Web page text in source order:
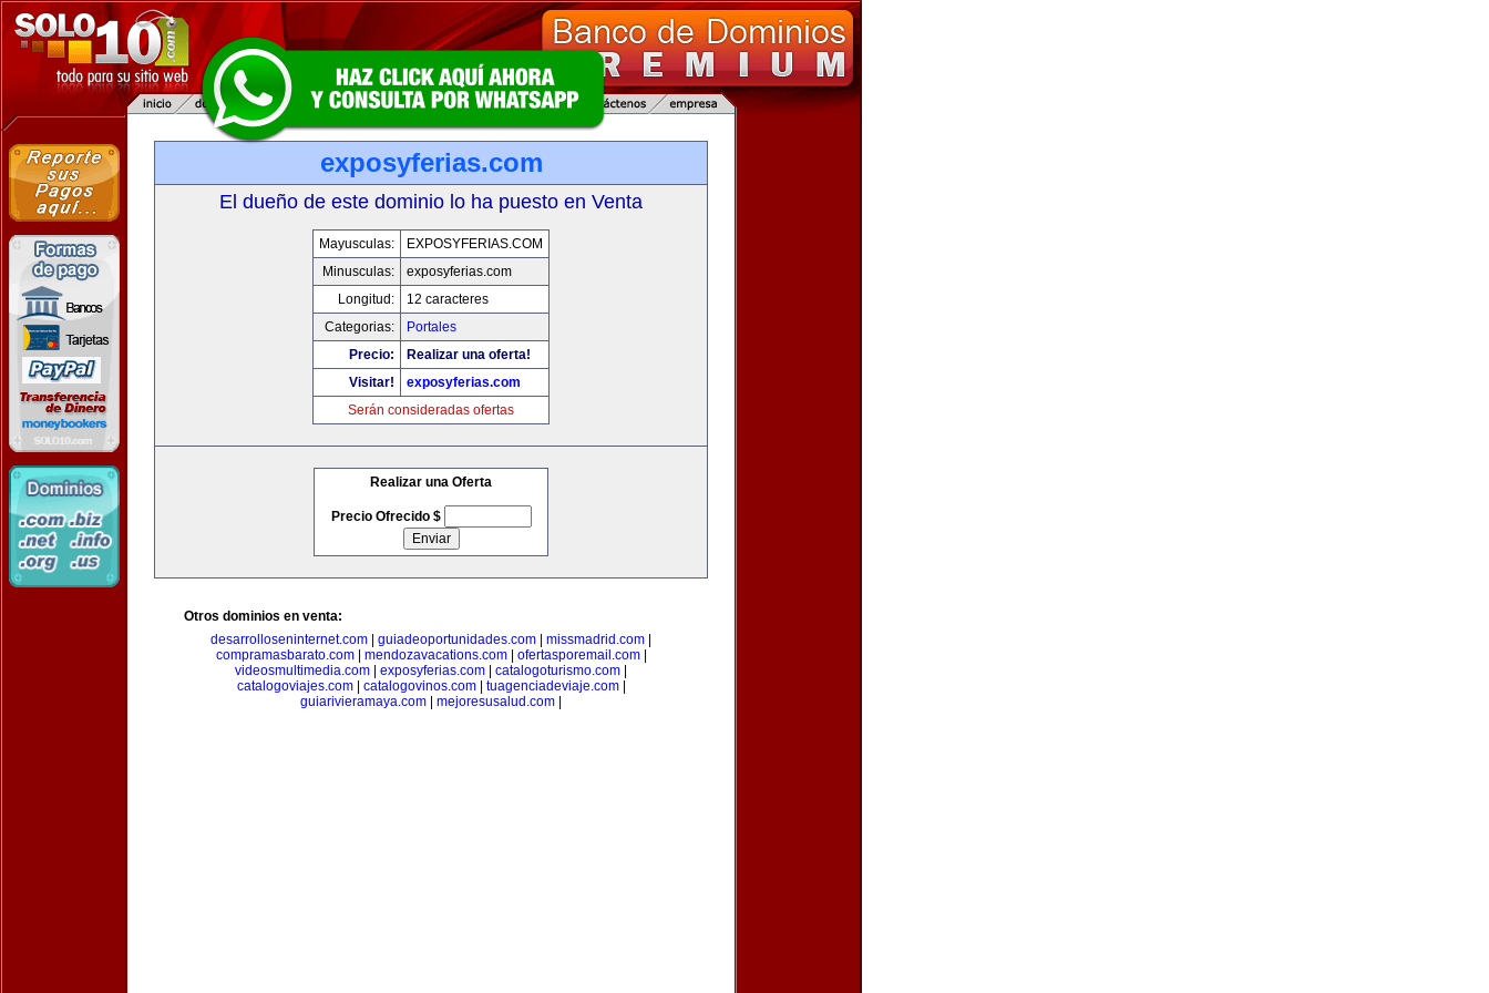
exposyferias.com
El dueño de este dominio lo ha puesto en Venta
Mayusculas:
EXPOSYFERIAS.COM
Minusculas:
exposyferias.com
Longitud:
12 caracteres
Categorias:
Portales
Precio:
Realizar una oferta!
Visitar!
exposyferias.com
Serán consideradas ofertas
Realizar una Oferta
Precio Ofrecido $
Otros dominios en venta:
desarrolloseninternet.com
guiadeoportunidades.com missmadrid.com
compramasbarato.com| mendozavacations.com| ofertasporemail.com|
videosmultimedia.com
exposyferias.com catalogoturismo.com
catalogoviajes.com| catalogovinos.com| tuagenciadeviaje.com|
guiarivieramaya.com
mejoresusalud.com